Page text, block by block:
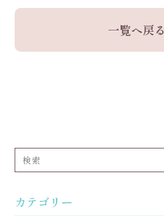
一覧へ戻る
カテゴリー